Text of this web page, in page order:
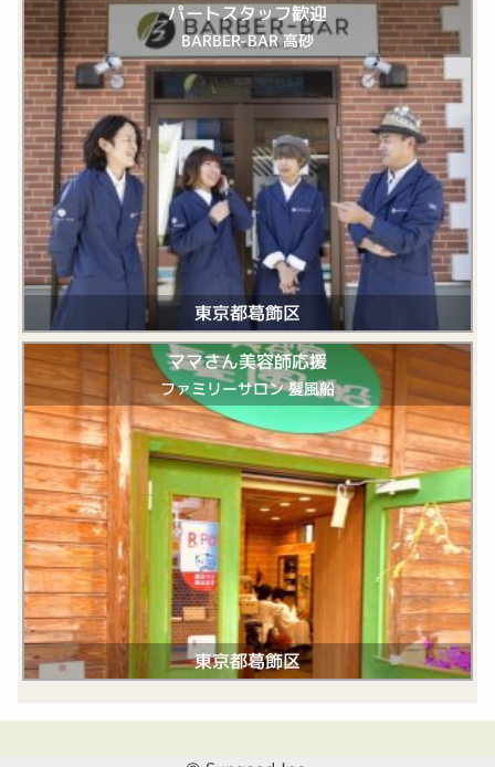
パートスタッフ歓迎
BARBER-BAR 高砂
東京都葛飾区
ママさん美容師応援
ファミリーサロン 髪風船
東京都葛飾区